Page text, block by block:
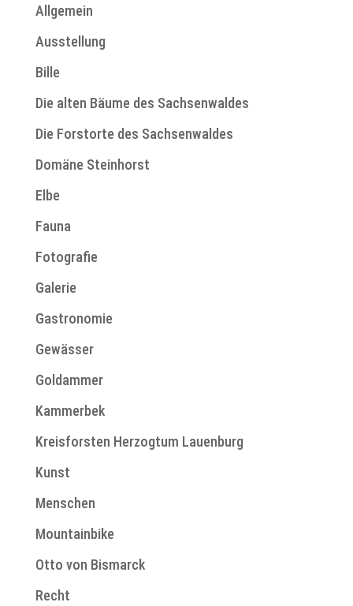
Allgemein
Ausstellung
Bille
Die alten Bäume des Sachsenwaldes
Die Forstorte des Sachsenwaldes
Domäne Steinhorst
Elbe
Fauna
Fotografie
Galerie
Gastronomie
Gewässer
Goldammer
Kammerbek
Kreisforsten Herzogtum Lauenburg
Kunst
Menschen
Mountainbike
Otto von Bismarck
Recht